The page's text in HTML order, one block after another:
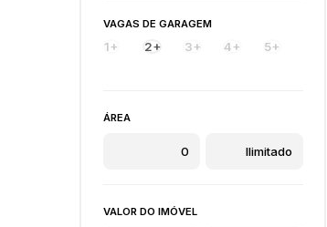
VAGAS DE GARAGEM
1+ 2+ 3+ 4+ 5+
ÁREA
VALOR DO IMÓVEL